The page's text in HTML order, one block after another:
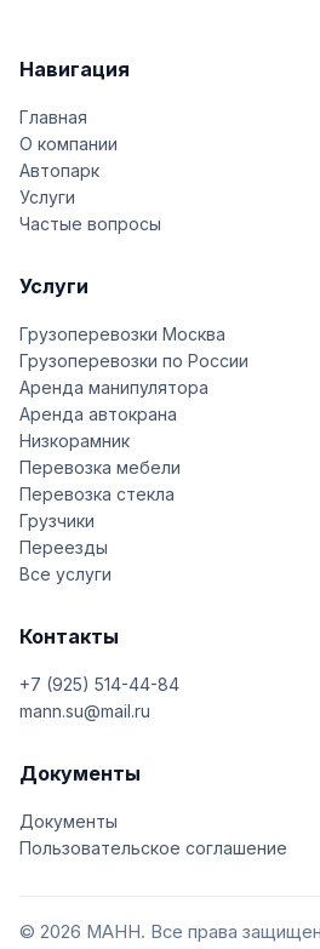
Навигация
Главная
О компании
Автопарк
Услуги
Частые вопросы
Услуги
Грузоперевозки Москва
Грузоперевозки по России
Аренда манипулятора
Аренда автокрана
Низкорамник
Перевозка мебели
Перевозка стекла
Грузчики
Переезды
Все услуги
Контакты
+7 (925) 514-44-84
mann.su@mail.ru
Документы
Документы
Пользовательское соглашение
© 2026 МАНН. Все права